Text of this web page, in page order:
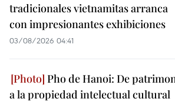
tradicionales vietnamitas arranca
con impresionantes exhibiciones
03/08/2026 04:41
Pho de Hanoi: De
a la propiedad intelectual cultural